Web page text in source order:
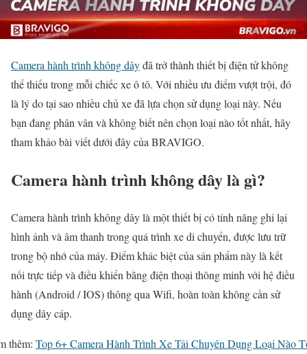
Camera hành trình không dâyđã trở thành thiết bị điện tử không
thể thiếu trong mỗi chiếc xe ô tô. Với nhiều ưu điểm vượt trội, đó
là lý do tại sao nhiều chủ xe đã lựa chọn sử dụng loại này. Nếu
bạn đang phân vân và không biết nên chọn loại nào tốt nhất, hãy
tham khảo bài viết dưới đây của BRAVIGO.
Camera hành trình không dây là gì?
Camera hành trình không dây là một thiết bị có tính năng ghi lại
hình ảnh và âm thanh trong quá trình xe di chuyển, được lưu trữ
trong bộ nhớ của máy. Điểm khác biệt của sản phẩm này là kết
nối trực tiếp và điều khiển bằng điện thoại thông minh với hệ điều
hành (Android / IOS) thông qua Wifi, hoàn toàn không cần sử
dụng dây cáp.
thêm: Top 6+ Camera Hành Trình Xe Tải Chuyên Dụng Loại Nào